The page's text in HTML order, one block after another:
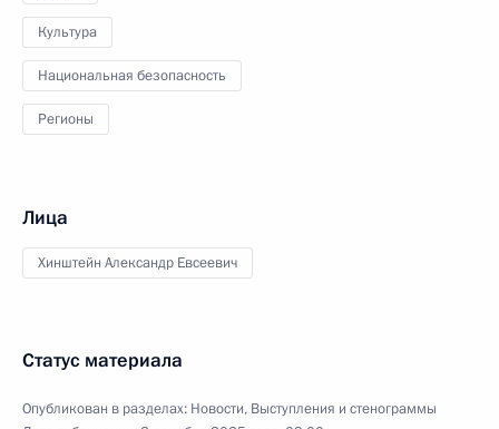
Культура
Национальная безопасность
Регионы
Лица
Хинштейн Александр Евсеевич
Статус материала
Опубликован в разделах: Новости, Выступления и стенограммы